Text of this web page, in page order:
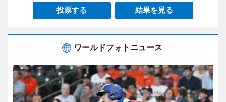
投票する 結果を見る
ワールドフォトニュース